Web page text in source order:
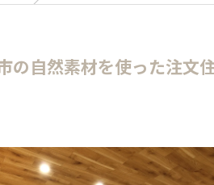
然素材を使った注文住